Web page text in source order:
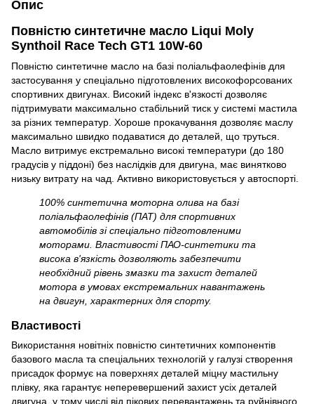
Опис
Повністю синтетичне масло Liqui Moly
Synthoil Race Tech GT1 10W-60
Повністю синтетичне масло на базі поліальфаолефінів для
застосування у спеціально підготовлених високофорсованих
спортивних двигунах. Високий індекс в'язкості дозволяє
підтримувати максимально стабільний тиск у системі мастила
за різних температур. Хороше прокачування дозволяє маслу
максимально швидко подаватися до деталей, що труться.
Масло витримує екстремально високі температури (до 180
градусів у піддоні) без наслідків для двигуна, має винятково
низьку витрату на чад. Активно використовується у автоспорті.
100% синтетична моторна олива на базі
поліальфаолефінів (ПАТ) для спортивних
автомобілів зі спеціально підготовленими
моторами. Властивості ПАО-синтетики та
висока в'язкість дозволяють забезпечити
необхідний рівень змазки та захист деталей
мотора в умовах екстремальних навантажень
на двигун, характерних для спорту.
Властивості
Використання новітніх повністю синтетичних компонентів
базового масла та спеціальних технологій у галузі створення
присадок формує на поверхнях деталей міцну мастильну
плівку, яка гарантує неперевершений захист усіх деталей
двигуна, у тому числі від пікових перевантажень та руйнівного